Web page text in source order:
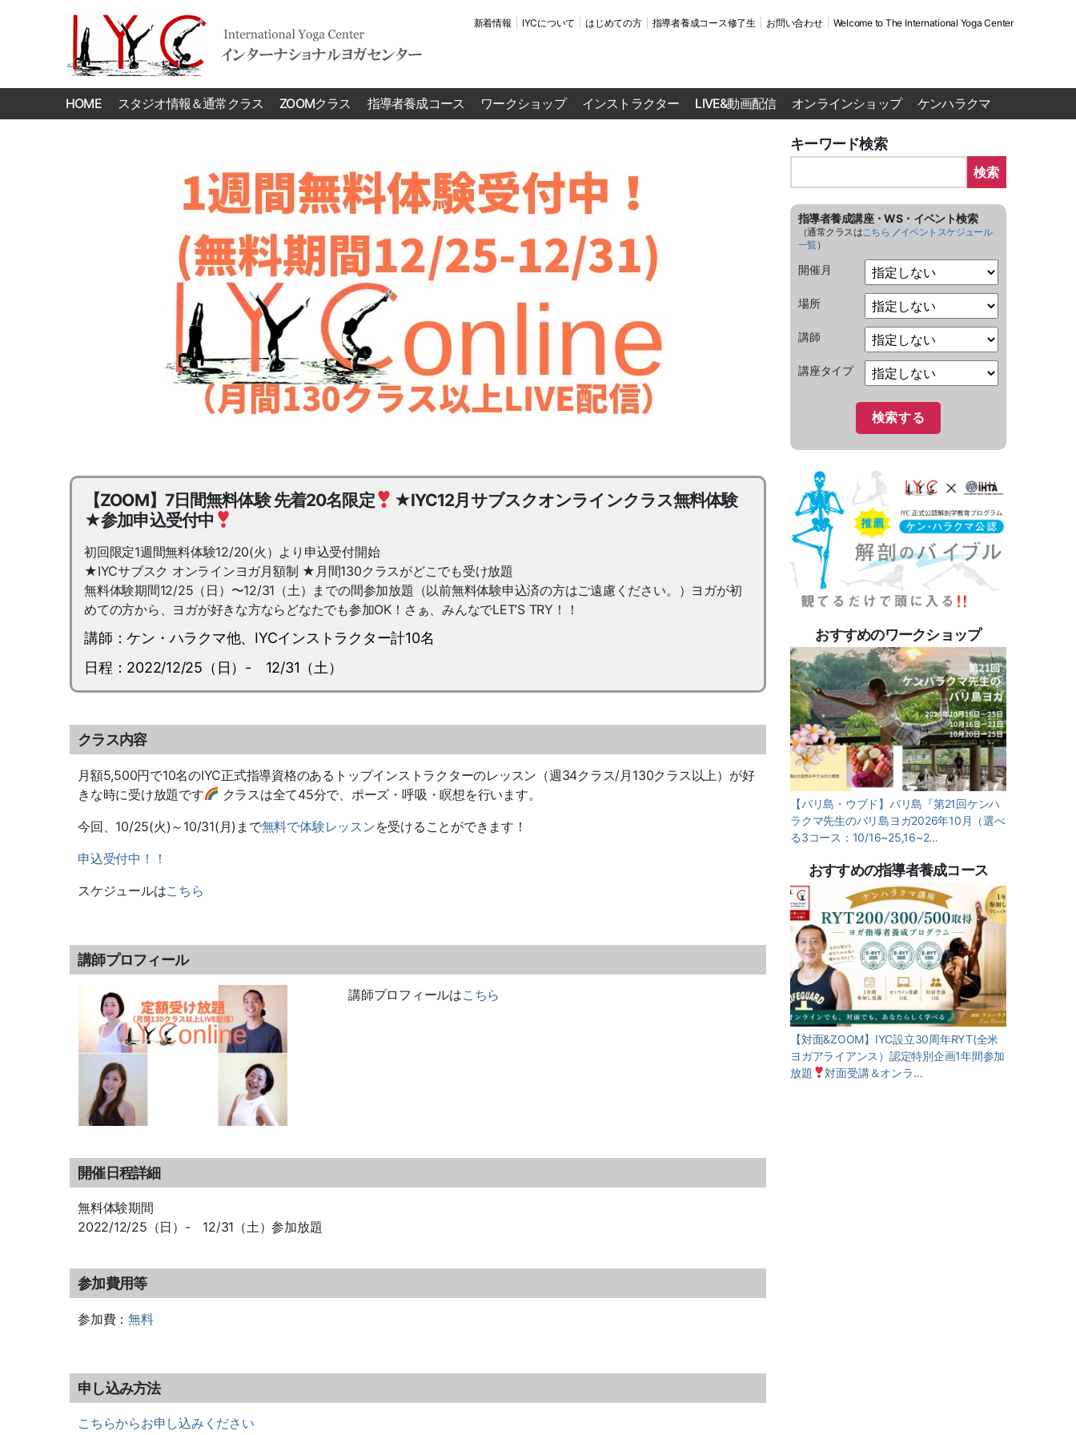
Yoga
Center
新着情報 IYCについて はじめての方 指導者養成コース修了生 お問い合わせ Welcome to The International Yoga Center
HOME スタジオ情報＆通常クラス ZOOMクラス 指導者養成コース ワークショップ インストラクター LIVE&動画配信 オンラインショップ ケンハラクマ
【ZOOM】7日間無料体験 先着20名限定
★IYC12月サブスクオンラインクラス無料体験
★参加申込受付中
初回限定1週間無料体験12/20(火）より申込受付開始
★IYCサブスク オンラインヨガ月額制 ★月間130クラスがどこでも受け放題
無料体験期間12/25（日）〜12/31（土）までの間参加放題（以前無料体験申込済の方はご遠慮ください。）ヨガが初
めての方から、ヨガが好きな方ならどなたでも参加OK！さぁ、みんなでLET’S TRY！！
講師：ケン・ハラクマ他、IYCインストラクター計10名
日程：2022/12/25（日）- 12/31（土）
クラス内容
月額5,500円で10名のIYC正式指導資格のあるトップインストラクターのレッスン（週34クラス/月130クラス以上）が好
きな時に受け放題です
クラスは全て45分で、ポーズ・呼吸・瞑想を行います。
今回、10/25(火)～10/31(月)まで無料で体験レッスンを受けることができます！
申込受付中！！
スケジュールはこちら
講師プロフィール
講師プロフィールはこちら
開催日程詳細
無料体験期間
2022/12/25（日）- 12/31（土）参加放題
参加費用等
参加費：無料
申し込み方法
こちらからお申し込みください
キーワード検索
検索
指導者養成講座・WS・イベント検索
（通常クラスはこちら ／イベントスケジュール
一覧）
開催月
場所
講師
講座タイプ
おすすめのワークショップ
【バリ島・ウブド】バリ島『第21回ケンハ
ラクマ先生のバリ島ヨガ2026年10月（選べ
る3コース：10/16~25,16~2…
おすすめの指導者養成コース
【対面&ZOOM】IYC設立30周年RYT(全米
ヨガアライアンス）認定特別企画1年間参加
放題
対面受講＆オンラ…